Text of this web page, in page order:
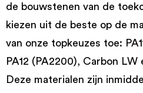
de bouwstenen van de
kiezen uit de beste op de
van onze topkeuzes toe:
PA12 (PA2200), Carbon LW
Deze materialen zijn